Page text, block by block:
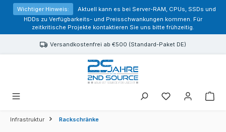
springen
Wichtiger Hinweis:
Aktuell kann es bei Server-RAM, CPUs, SSDs und
HDDs zu Verfügbarkeits- und Preisschwankungen kommen. Für
zeitkritische Projekte kontaktieren Sie uns bitte frühzeitig.
Versandkostenfrei ab €500 (Standard-Paket DE)
Sie haben 0
Infrastruktur Rackschränke